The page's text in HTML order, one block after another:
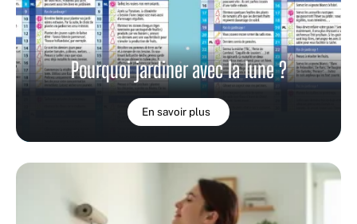
Pourquoi jardiner avec la lune ?
En savoir plus